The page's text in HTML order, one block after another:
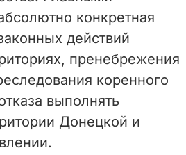
конкретная
действий
пренебрежения
коренного
выполнять
Донецкой и